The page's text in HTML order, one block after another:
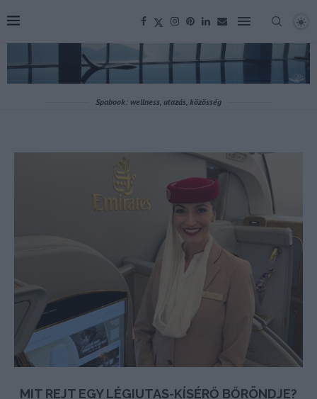
Spabook: wellness, utazás, közösség
MIT REJT EGY LÉGIUTAS-KÍSÉRŐ BŐRÖNDJE?